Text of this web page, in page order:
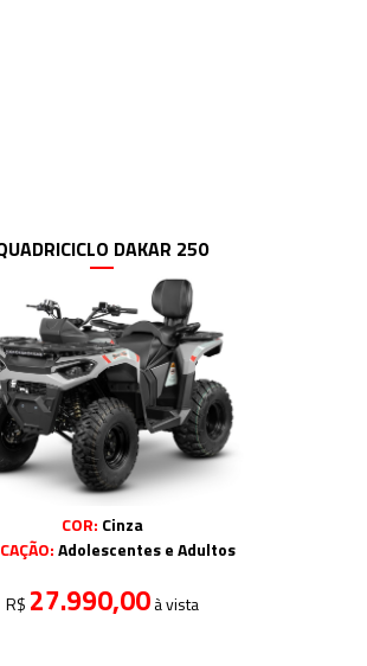
DAKAR 250
COR: Cinza
Adolescentes e Adultos
R$ 27.990,00à vista